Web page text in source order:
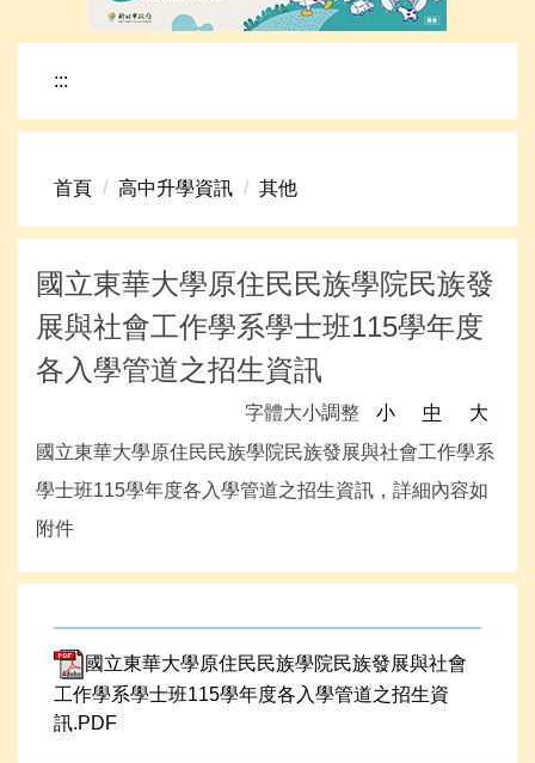
下載專區
網路資源
新生專區
學校組織
高中升學資訊
:::
首頁 高中升學資訊 其他
國立東華大學原住民民族學院民族發
展與社會工作學系學士班115學年度
各入學管道之招生資訊
字體大小調整 小 中
大
國立東華大學原住民民族學院民族發展與社會工作學系
學士班115學年度各入學管道之招生資訊，詳細內容如
附件
國立東華大學原住民民族學院民族發展與社會
工作學系學士班115學年度各入學管道之招生資
訊.PDF